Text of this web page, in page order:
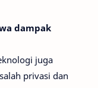
dampak
juga
privasi dan